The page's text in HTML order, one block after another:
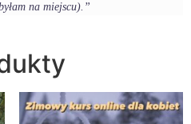
na miejscu).”